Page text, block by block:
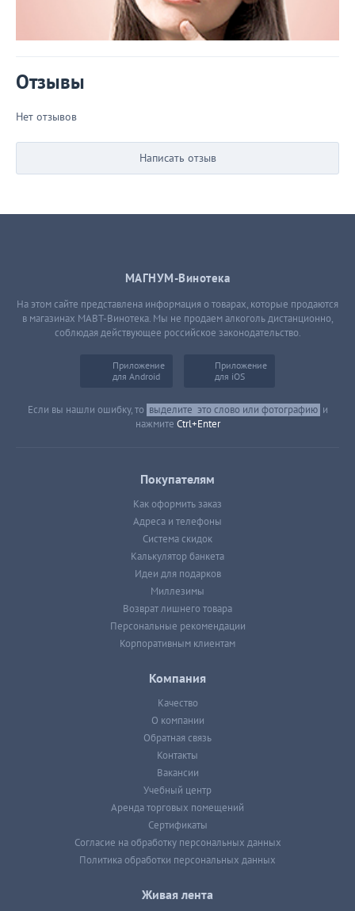
Отзывы
Нет отзывов
Написать отзыв
МАГНУМ-Винотека
На этом сайте представлена информация о товарах, которые продаются
в магазинах МАВТ-Винотека. Мы не продаем алкоголь дистанционно,
соблюдая действующее российское законодательство.
Приложение
для Android
Приложение
для iOS
Если вы нашли ошибку, то выделите это слово или фотографию и
нажмите Ctrl+Enter
Покупателям
Как оформить заказ
Адреса и телефоны
Система скидок
Калькулятор банкета
Идеи для подарков
Миллезимы
Возврат лишнего товара
Персональные рекомендации
Корпоративным клиентам
Компания
Качество
О компании
Обратная связь
Контакты
Вакансии
Учебный центр
Аренда торговых помещений
Сертификаты
Согласие на обработку персональных данных
Политика обработки персональных данных
Живая лента